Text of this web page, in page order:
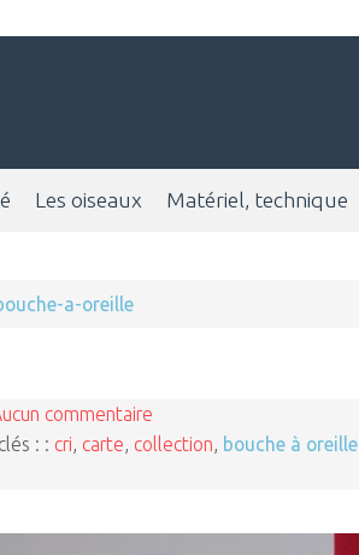
Les oiseaux Matériel, technique
a-oreille
commentaire
: : cri carte collection bouche à oreille